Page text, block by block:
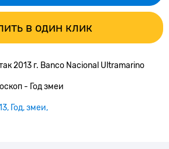
в один клик
2013 г. Banco Nacional Ultramarino
- Год змеи
Год змеи